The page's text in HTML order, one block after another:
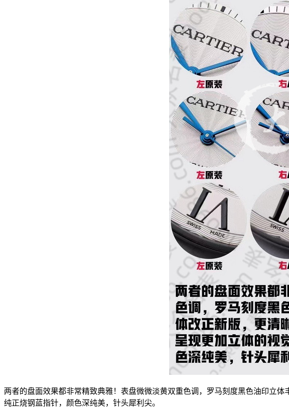
两者的盘面效果都非常精致典雅！表盘微微淡黄双重色调，罗马刻度黑色油印立
纯正烧钢蓝指针，颜色深纯美，针头犀利尖。